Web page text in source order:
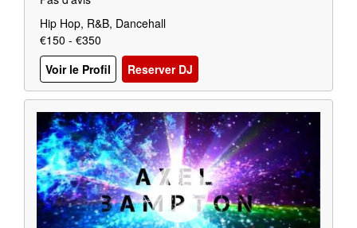
Hip Hop, R&B, Dancehall
€150 - €350
Voir le Profil
Reserver DJ